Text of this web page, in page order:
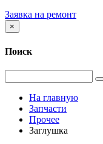
Заявка на ремонт
×
Поиск
На главную
Запчасти
Прочее
Заглушка